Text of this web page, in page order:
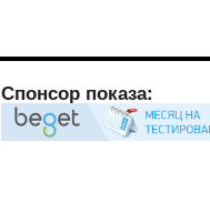
Спонсор показа: